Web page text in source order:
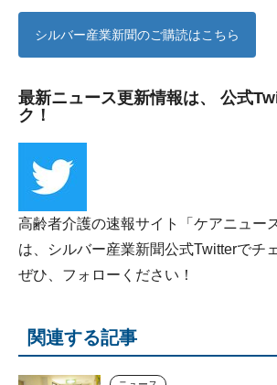
シルバー産業新聞のご購読はこちら
最新ニュース更新情報は、 公式
ク！
高齢者介護の速報サイト「ケアニュー
は、シルバー産業新聞公式Twitterでチ
ぜひ、フォローください！
関連する記事